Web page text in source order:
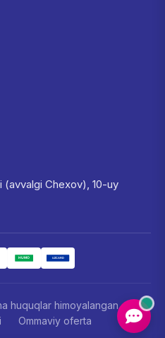
Chexov), 10-uy
huquqlar himoyalangan.
Ommaviy oferta